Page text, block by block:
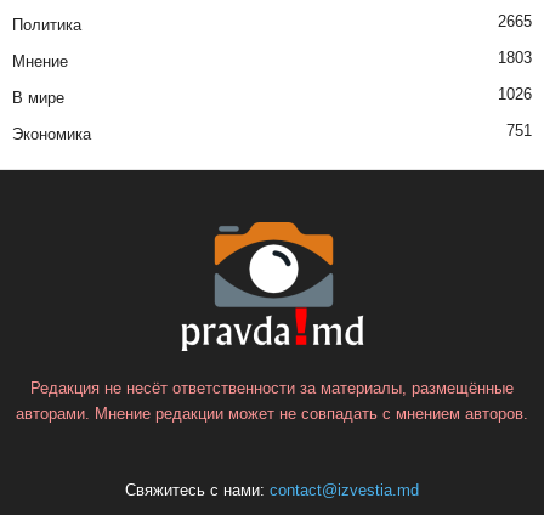
Политика 2665
Мнение 1803
В мире 1026
Экономика 751
Редакция не несёт ответственности за материалы, размещённые
авторами. Мнение редакции может не совпадать с мнением авторов.
Свяжитесь с нами: contact@izvestia.md